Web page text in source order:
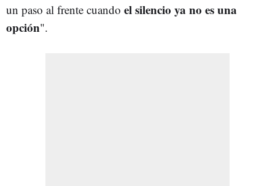
un paso al frente cuando el silencio ya no es una
opción".